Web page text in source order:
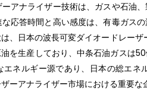
アナライザー技術は、ガスや石油
応答時間と高い感度は、有毒ガス
、日本の波長可変ダイオードレー
を生産しており、中条石油ガスは
エネルギー源であり、日本の総エ
ーアナライザー市場における重要な